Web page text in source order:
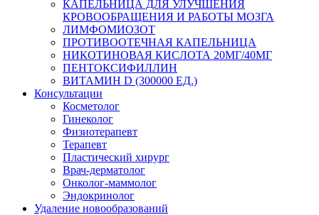
КАПЕЛЬНИЦА ДЛЯ УЛУЧШЕНИЯ
КРОВООБРАЩЕНИЯ И РАБОТЫ МОЗГА
ЛИМФОМИОЗОТ
ПРОТИВООТЕЧНАЯ КАПЕЛЬНИЦА
НИКОТИНОВАЯ КИСЛОТА 20МГ/40МГ
ПЕНТОКСИФИЛЛИН
ВИТАМИН D (300000 ЕД.)
Консультации
Косметолог
Гинеколог
Физиотерапевт
Терапевт
Пластический хирург
Врач-дерматолог
Онколог-маммолог
Эндокринолог
Удаление новообразований